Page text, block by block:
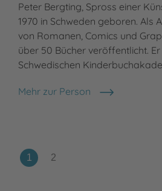
Peter Bergting, Spross einer
1970 in Schweden geboren. Als
von Romanen, Comics und
über 50 Bücher veröffentlicht.
Schwedischen
Mehr zur Person
Peter Bergting